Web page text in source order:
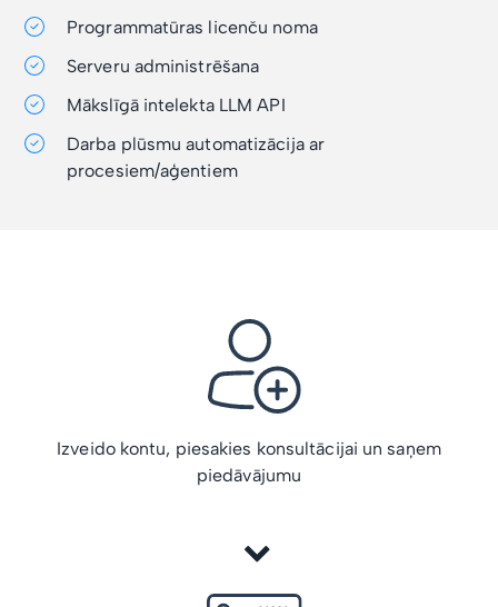
Programmatūras licenču noma
Serveru administrēšana
Mākslīgā intelekta LLM API
Darba plūsmu automatizācija ar
procesiem/aģentiem
Izveido kontu, piesakies konsultācijai un saņem
piedāvājumu